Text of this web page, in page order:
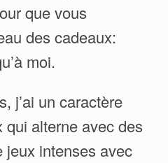
que vous
des cadeaux:
moi.
j’ai un caractère
alterne avec des
jeux intenses avec